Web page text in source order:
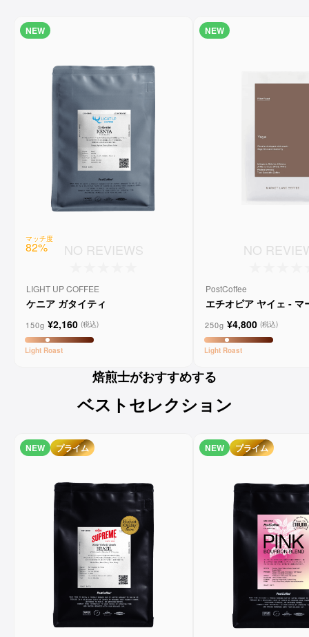
NEW
マッチ度
82% NO REVIEWS
LIGHT UP COFFEE
ケニア ガタイティ
150g ¥2,160 (税込)
Light Roast
NEW
NO
PostCoffee
エチオピア ヤイェ - マ
250g ¥4,800 (税込)
Light Roast
焙煎士がおすすめする
ベストセレクション
NEW プライム NEW プライム